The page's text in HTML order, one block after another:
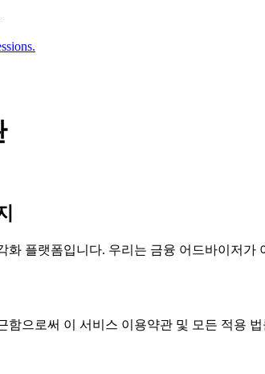
화 플랫폼입니다. 우리는 금융 어드바이저
함으로써 이 서비스 이용약관 및 모든 적용